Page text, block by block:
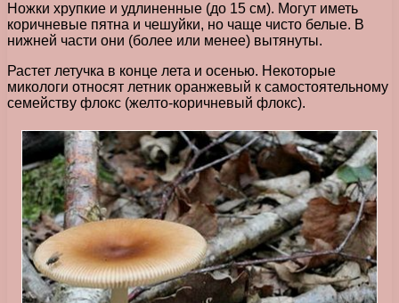
Ножки хрупкие и удлиненные (до 15 см). Могут иметь
коричневые пятна и чешуйки, но чаще чисто белые. В
нижней части они (более или менее) вытянуты.
Растет летучка в конце лета и осенью. Некоторые
микологи относят летник оранжевый к самостоятельному
семейству флокс (желто-коричневый флокс).